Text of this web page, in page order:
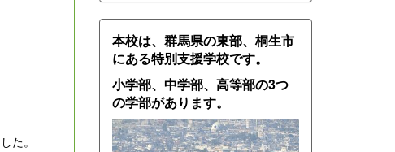
た。
本校は、群馬県の東部、桐生市
にある特別支援学校です。
小学部、中学部、高等部の3つ
の学部があります。